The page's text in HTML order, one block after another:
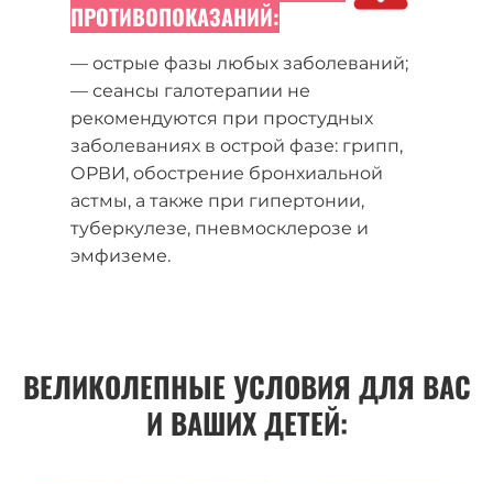
ПРОТИВОПОКАЗАНИЙ:
— острые фазы любых заболеваний;
— сеансы галотерапии не
рекомендуются при простудных
заболеваниях в острой фазе: грипп,
ОРВИ, обострение бронхиальной
астмы, а также при гипертонии,
туберкулезе, пневмосклерозе и
эмфиземе.
ВЕЛИКОЛЕПНЫЕ УСЛОВИЯ ДЛЯ ВАС
И ВАШИХ ДЕТЕЙ: